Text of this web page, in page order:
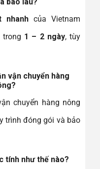
nhanh của Vietnam
trong 1 – 2 ngày, tùy
vận chuyển hàng
chuyển hàng nông
trình đóng gói và bảo
tính như thế nào?